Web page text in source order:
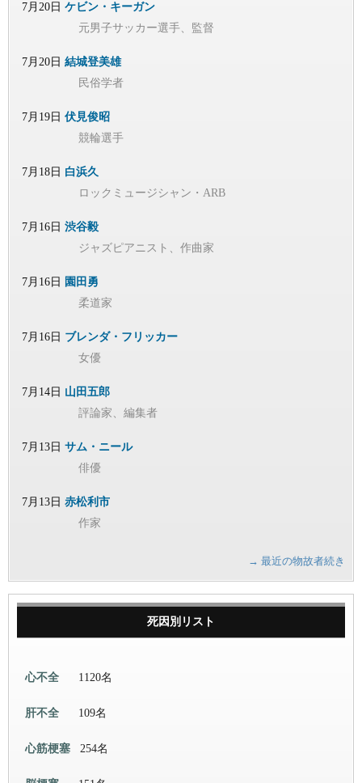
7月20日 ケビン・キーガン
元男子サッカー選手、監督
7月20日 結城登美雄
民俗学者
7月19日 伏見俊昭
競輪選手
7月18日 白浜久
ロックミュージシャン・ARB
7月16日 渋谷毅
ジャズピアニスト、作曲家
7月16日 園田勇
柔道家
7月16日 ブレンダ・フリッカー
女優
7月14日 山田五郎
評論家、編集者
7月13日 サム・ニール
俳優
7月13日 赤松利市
作家
→ 最近の物故者続き
死因別リスト
心不全 1120名
肝不全 109名
心筋梗塞 254名